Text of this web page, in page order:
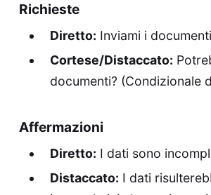
Richieste
Diretto: Inviami i
Cortese/Distaccato:
documenti? (Condizionale
Affermazioni
Diretto: I dati sono
Distaccato: I dati